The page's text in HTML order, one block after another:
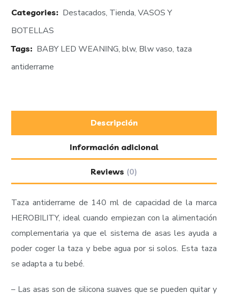
Categories: Destacados, Tienda,VASOS Y
BOTELLAS
Tags: BABY LED WEANING,blw, Blw vaso, taza
antiderrame
Descripción
Información adicional
Reviews (0)
Taza antiderrame de 140 ml de capacidad de la marca
HEROBILITY, ideal cuando empiezan con la alimentación
complementaria ya que el sistema de asas les ayuda a
poder coger la taza y bebe agua por si solos. Esta taza
se adapta a tu bebé.
– Las asas son de silicona suaves que se pueden quitar y